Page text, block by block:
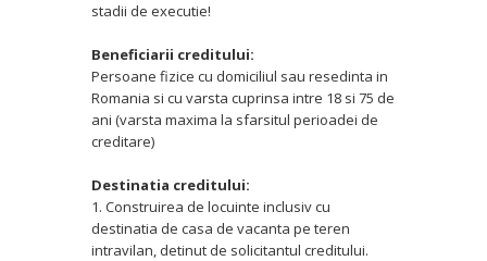
stadii de executie!
Beneficiarii creditului:
Persoane fizice cu domiciliul sau resedinta in
Romania si cu varsta cuprinsa intre 18 si 75 de
ani (varsta maxima la sfarsitul perioadei de
creditare)
Destinatia creditului:
1. Construirea de locuinte inclusiv cu
destinatia de casa de vacanta pe teren
intravilan, detinut de solicitantul creditului.